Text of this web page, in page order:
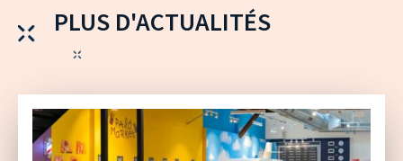
PLUS D'ACTUALITÉS